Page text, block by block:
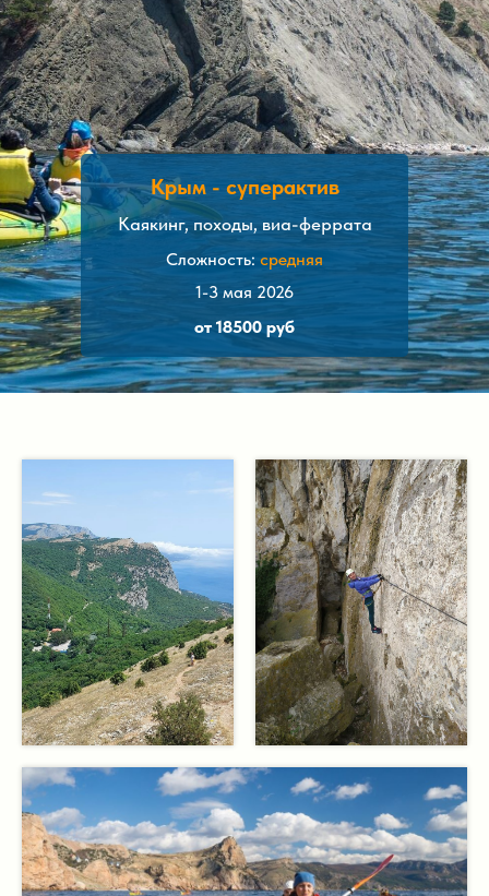
Крым - суперактив
Каякинг, походы, виа-феррата
1-3 мая 2026
Сложность: средняя
от 18500 руб